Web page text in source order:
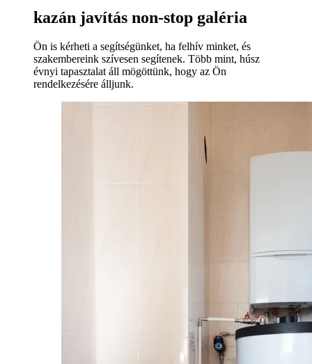
kazán javítás non-stop galéria
Ön is kérheti a segítségünket, ha felhív minket, és
szakembereink szívesen segítenek. Több mint, húsz
évnyi tapasztalat áll mögöttünk, hogy az Ön
rendelkezésére álljunk.